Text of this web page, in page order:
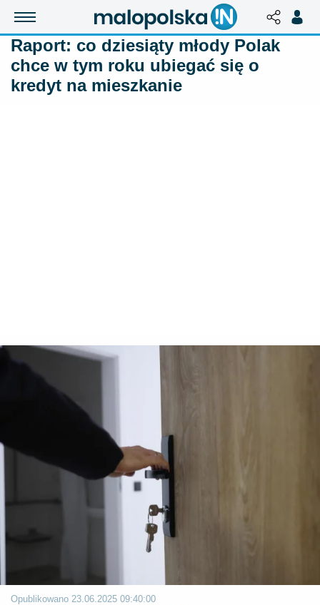
Raport: co dziesiąty młody Polak
chce w tym roku ubiegać się o
kredyt na mieszkanie
Opublikowano 23.06.2025 09:40:00